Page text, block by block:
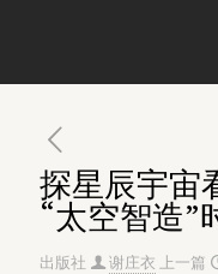
探星辰宇宙
“太空智造”
出版社 谢庄衣 上一篇